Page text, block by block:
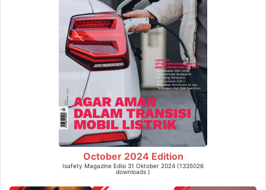
October 2024 Edition
Isafety Magazine Edisi 31 Oktober 2024 (1335026
downloads )